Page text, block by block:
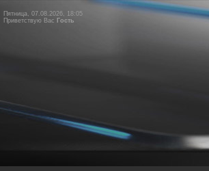
Пятница, 07.08.2026, 18:05
Приветствую Вас Гость